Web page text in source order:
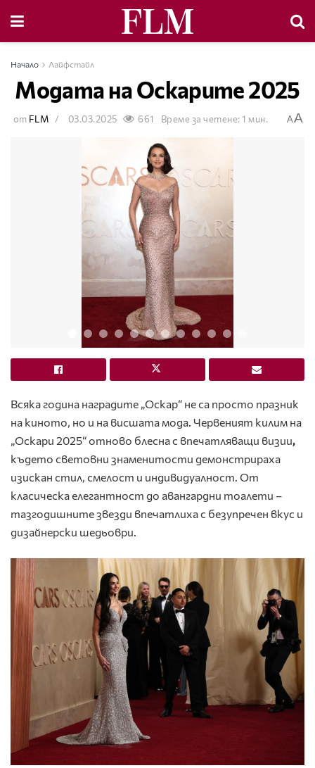
Начало Лайфстайл
Модата на Оскарите 2025
от FLM 03.03.2025 661 Време за четене: 1 мин. AA
Всяка година наградите „Оскар“ не са просто празник
на киното, но и на висшата мода. Червеният килим на
„Оскари 2025“ отново блесна с впечатляващи визии,
където световни знаменитости демонстрираха
изискан стил, смелост и индивидуалност. От
класическа елегантност до авангардни тоалети –
тазгодишните звезди впечатлиха с безупречен вкус и
дизайнерски шедьоври.